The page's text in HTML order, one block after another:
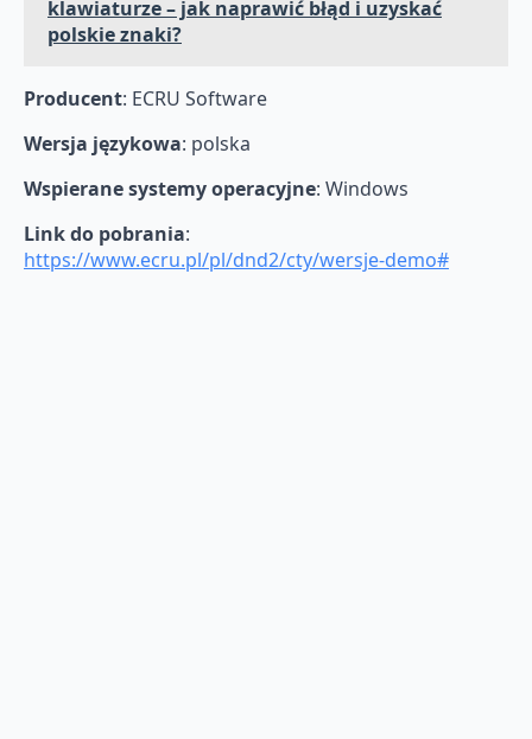
klawiaturze – jak naprawić błąd i uzyskać
polskie znaki?
Producent: ECRU Software
Wersja językowa: polska
Wspierane systemy operacyjne: Windows
Link do pobrania:
https://www.ecru.pl/pl/dnd2/cty/wersje-demo#